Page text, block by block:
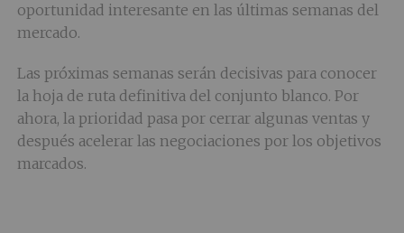
oportunidad interesante en las últimas semanas del
mercado.
Las próximas semanas serán decisivas para conocer
la hoja de ruta definitiva del conjunto blanco. Por
ahora, la prioridad pasa por cerrar algunas ventas y
después acelerar las negociaciones por los objetivos
marcados.